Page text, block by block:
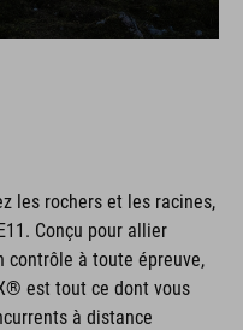
les rochers et les racines,
Conçu pour allier
contrôle à toute épreuve,
est tout ce dont vous
à distance